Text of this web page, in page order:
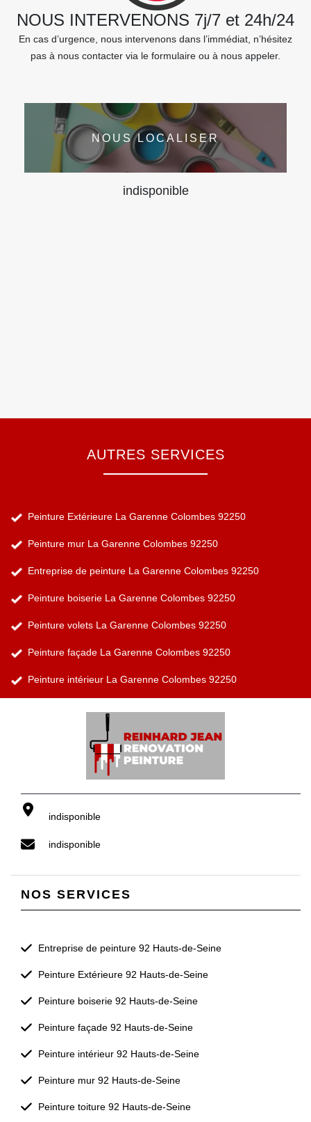
NOUS INTERVENONS 7j/7 et 24h/24
En cas d’urgence, nous intervenons dans l’immédiat, n’hésitez
pas à nous contacter via le formulaire ou à nous appeler.
NOUS LOCALISER
indisponible
AUTRES SERVICES
Peinture Extérieure La Garenne Colombes 92250
Peinture mur La Garenne Colombes 92250
Entreprise de peinture La Garenne Colombes 92250
Peinture boiserie La Garenne Colombes 92250
Peinture volets La Garenne Colombes 92250
Peinture façade La Garenne Colombes 92250
Peinture intérieur La Garenne Colombes 92250
indisponible
indisponible
NOS SERVICES
Entreprise de peinture 92 Hauts-de-Seine
Peinture Extérieure 92 Hauts-de-Seine
Peinture boiserie 92 Hauts-de-Seine
Peinture façade 92 Hauts-de-Seine
Peinture intérieur 92 Hauts-de-Seine
Peinture mur 92 Hauts-de-Seine
Peinture toiture 92 Hauts-de-Seine